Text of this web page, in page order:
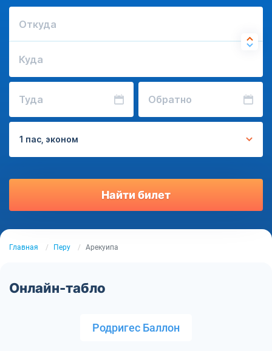
Откуда
Куда
Туда Обратно
1 пас, эконом
Найти билет
Главная Перу Арекуипа
Онлайн-табло
Родригес Баллон